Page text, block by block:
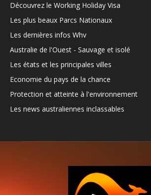
Découvrez le Working Holiday Visa
Les plus beaux Parcs Nationaux
Les dernières infos Whv
Australie de l'Ouest - Sauvage et isolé
Les états et les principales villes
Economie du pays de la chance
Protection et atteinte à l'environnement
Les news australiennes inclassables